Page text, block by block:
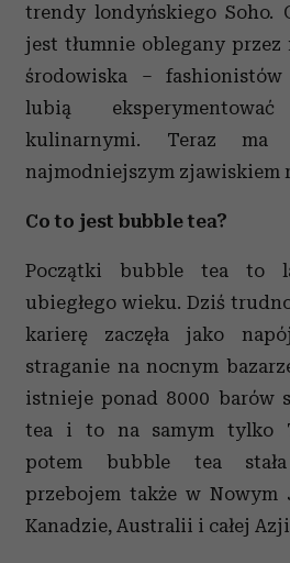
trendy londyńskiego Soho.
jest tłumnie oblegany
środowiska –
lubią
kulinarnymi. Teraz ma
najmodniejszym zjawiskiem
Co to jest bubble tea?
Początki bubble tea to
ubiegłego wieku. Dziś
karierę zaczęła jako
straganie na nocnym
istnieje ponad 8000 barów
tea i to na samym tylko
potem bubble tea
przebojem także w Nowym
Kanadzie, Australii i całej